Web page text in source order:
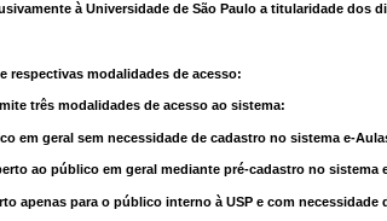
à Universidade de São Paulo a titularidade
respectivas modalidades de acesso:
três modalidades de acesso ao sistema:
em geral sem necessidade de cadastro no sistema e-
ao público em geral mediante pré-cadastro no sistema
apenas para o público interno à USP e com necessidade